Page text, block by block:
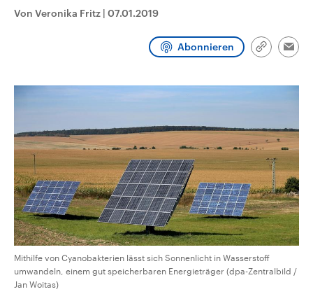
Umfragen, Prognosen,
Wahlprogramme, aktuelle Berichte
und Kandidaten der anstehenden
Von Veronika Fritz | 07.01.2019
Abonnieren
Link
Mithilfe von Cyanobakterien lässt sich Sonnenlicht in Wasserstoff
umwandeln, einem gut speicherbaren Energieträger (dpa-Zentralbild /
Jan Woitas)